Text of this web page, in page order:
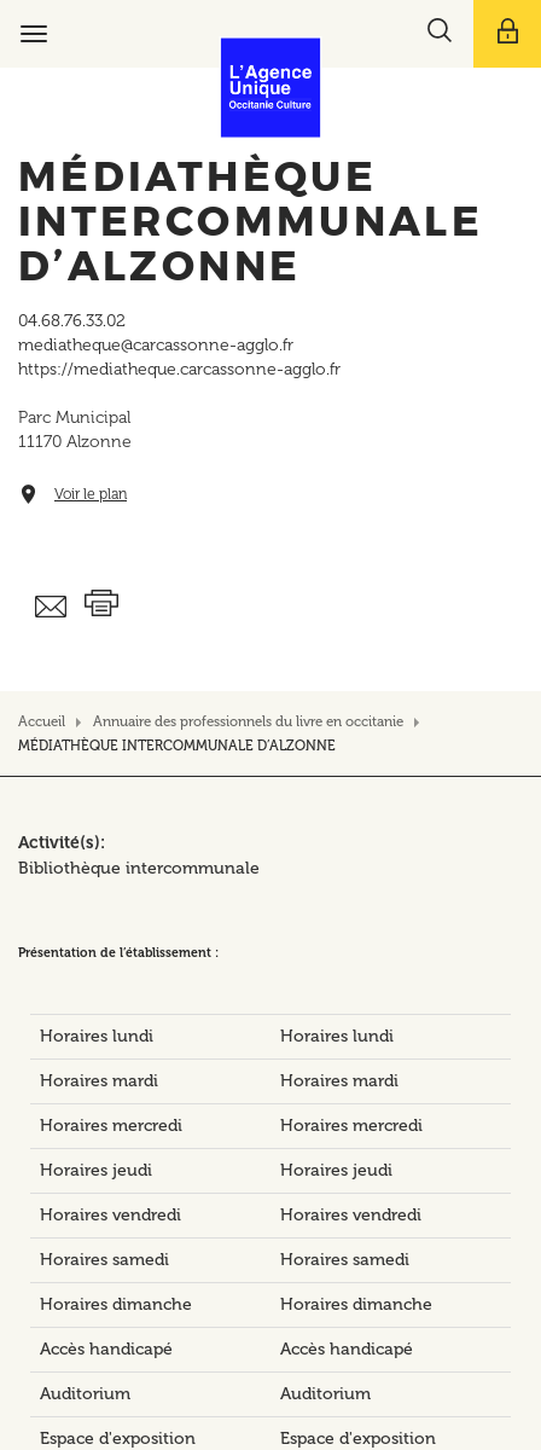
Toggle
MÉDIATHÈQUE
INTERCOMMUNALE
D’ALZONNE
04.68.76.33.02
mediatheque@carcassonne-agglo.fr
https://mediatheque.carcassonne-agglo.fr
Parc Municipal
11170 Alzonne
Voir le plan
Accueil
Annuaire des professionnels du livre en occitanie
MÉDIATHÈQUE INTERCOMMUNALE D’ALZONNE
Activité(s)
Bibliothèque intercommunale
Présentation de l’établissement :
Horaires lundi Horaires lundi
Horaires mardi Horaires mardi
Horaires mercredi Horaires mercredi
Horaires jeudi Horaires jeudi
Horaires vendredi Horaires vendredi
Horaires samedi Horaires samedi
Horaires dimanche Horaires dimanche
Accès handicapé Accès handicapé
Auditorium Auditorium
Espace d'exposition Espace d'exposition